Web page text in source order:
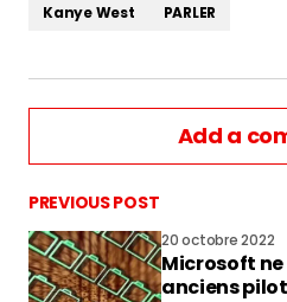
Kanye West PARLER
Add a
vous
PREVIOUS POST
20 octobre 2022
Microsoft
anciens